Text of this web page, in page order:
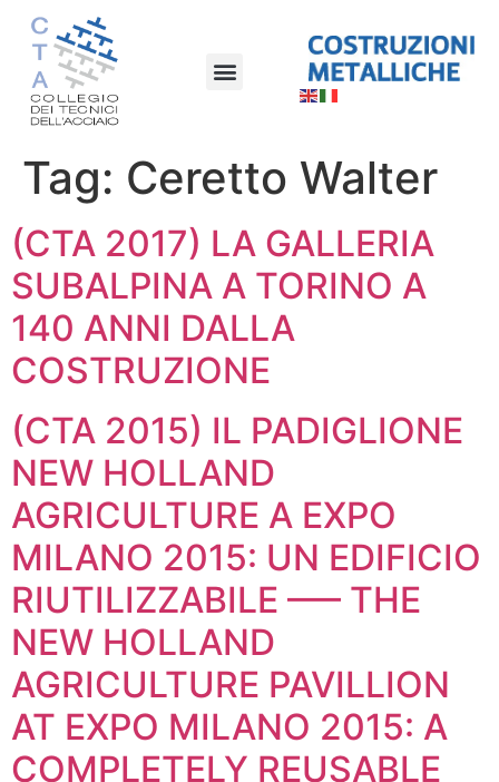
Tag: Ceretto Walter
(CTA 2017) LA GALLERIA
SUBALPINA A TORINO A
140 ANNI DALLA
COSTRUZIONE
(CTA 2015) IL PADIGLIONE
NEW HOLLAND
AGRICULTURE A EXPO
MILANO 2015: UN EDIFICIO
RIUTILIZZABILE —– THE
NEW HOLLAND
AGRICULTURE PAVILLION
AT EXPO MILANO 2015: A
COMPLETELY REUSABLE